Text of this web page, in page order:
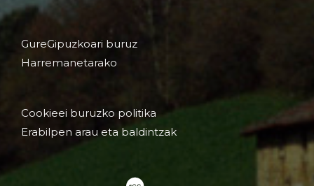
GureGipuzkoari buruz
Harremanetarako
Cookieei buruzko politika
Erabilpen arau eta baldintzak